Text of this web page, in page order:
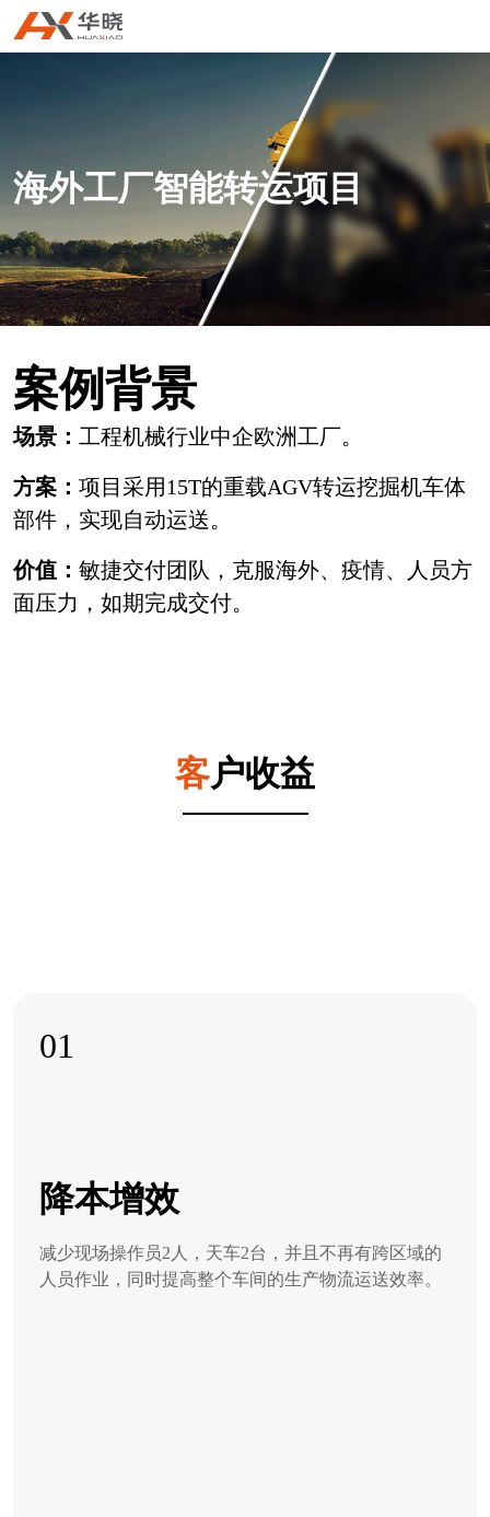
工
麟
海外工厂智能转运项目
案例背景
场景： 工程机械行业中企欧洲工厂。
方案： 项目采用15T的重载AGV转运挖掘机车体
部件，实现自动运送。
价值： 敏捷交付团队，克服海外、疫情、人员方
面压力，如期完成交付。
客户收益
01
降本增效
减少现场操作员2人，天车2台，并且不再有跨区域的
人员作业，同时提高整个车间的生产物流运送效率。